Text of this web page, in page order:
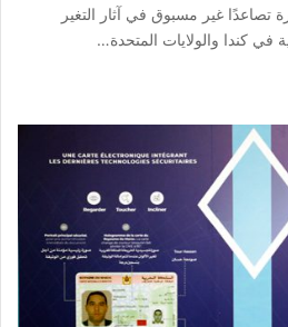
تصاعدًا غير مسبوق في آثار التغير
كندا والولايات المتحدة…